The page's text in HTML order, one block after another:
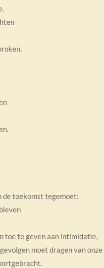
de toekomst tegemoet:
toe te geven aan intimidatie,
moet dragen van